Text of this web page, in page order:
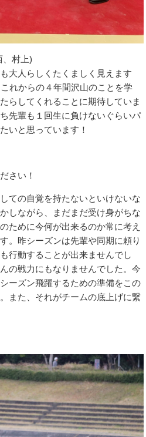
、村上)
大人らしくたくましく見えます
れからの４年間沢山のことを学
らしてくれることに期待していま
先輩も１回生に負けないぐらいパ
いと思っています！
さい！
ての自覚を持たないといけないな
しながら、まだまだ受け身がちな
ために今何が出来るのか常に考え
。昨シーズンは先輩や同期に頼り
行動することが出来ませんでし
の戦力にもなりませんでした。今
ーズン飛躍するための準備をこの
また、それがチームの底上げに繋